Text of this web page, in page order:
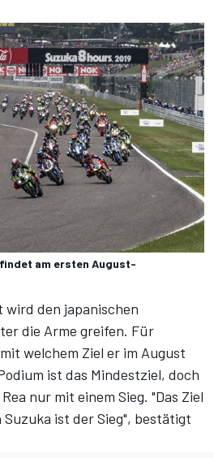
am ersten August-
wird den japanischen
die Arme greifen. Für
welchem Ziel er im August
ist das Mindestziel, doch
nur mit einem Sieg. "Das Ziel
ist der Sieg", bestätigt